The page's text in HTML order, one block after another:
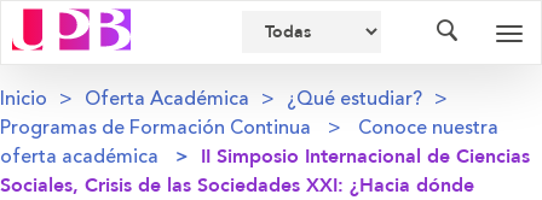
Inicio Oferta Académica
¿Qué estudiar?
Programas de Formación Continua
Conoce nuestra
oferta académica
II Simposio Internacional de Ciencias
Sociales, Crisis de las Sociedades XXI: ¿Hacia dónde